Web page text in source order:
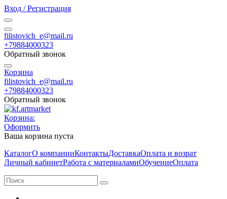
Вход / Регистрация
filistovich_e@mail.ru
+79884000323
Обратный звонок
Корзина
filistovich_e@mail.ru
+79884000323
Обратный звонок
Корзина:
Оформить
Ваша корзина пуста
КаталогО компанииКонтактыДоставкаОплата и возрат
Личный кабинетРабота с материаламиОбучениеОплата